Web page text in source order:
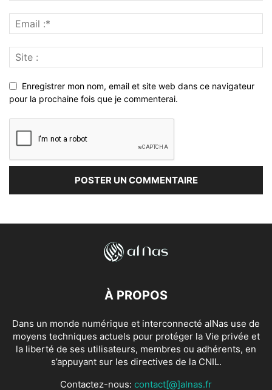
Enregistrer mon nom, email et site web dans ce navigateur
pour la prochaine fois que je commenterai.
À PROPOS
Dans un monde numérique et interconnecté alNas use de
moyens techniques actuels pour protéger la Vie privée et
la liberté de ses utilisateurs, membres ou adhérents, en
s’appuyant sur les directives de la CNIL.
Contactez-nous: contact[@]alnas.fr